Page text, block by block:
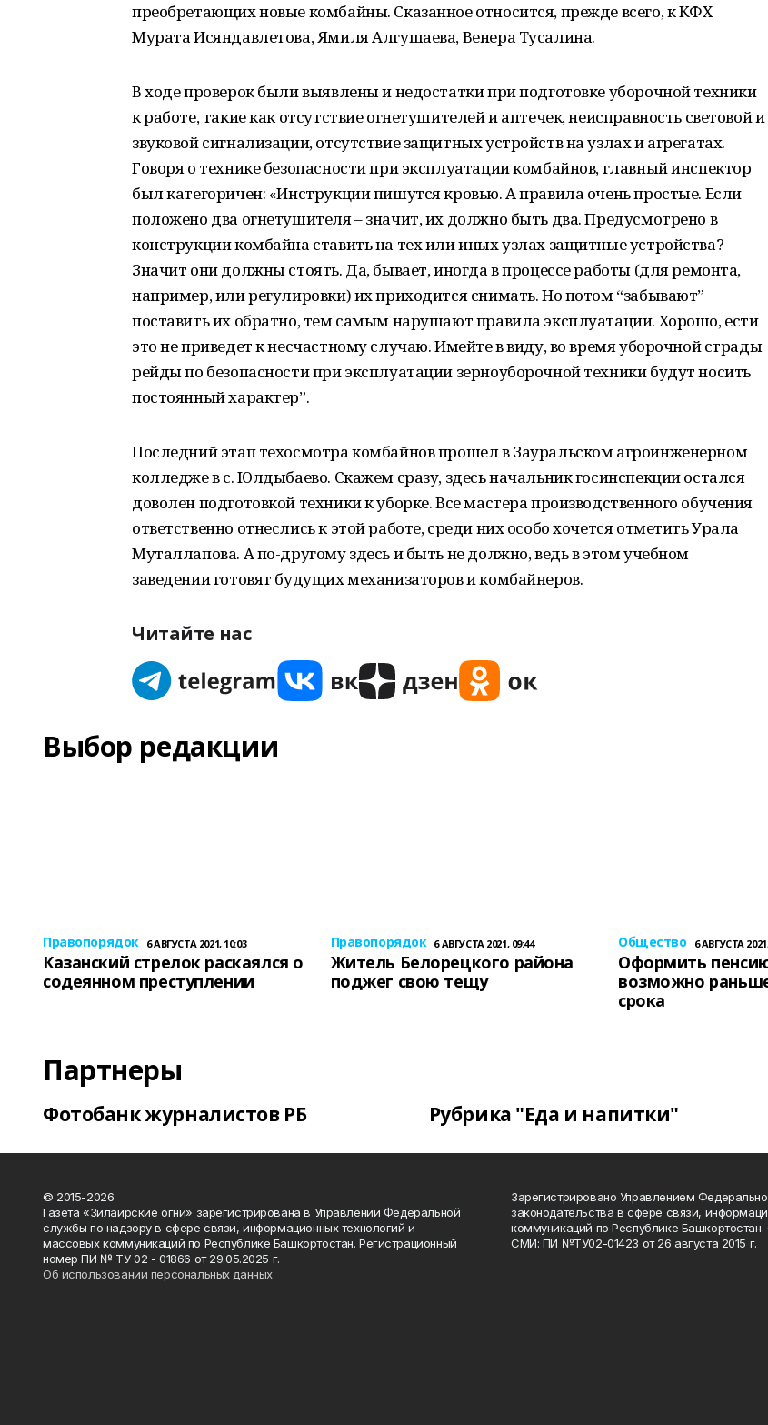
преобретающих новые комбайны. Сказанное относится, прежде всего, к КФХ
Мурата Исяндавлетова, Ямиля Алгушаева, Венера Тусалина.
В ходе проверок были выявлены и недостатки при подготовке уборочной техники
к работе, такие как отсутствие огнетушителей и аптечек, неисправность световой и
звуковой сигнализации, отсутствие защитных устройств на узлах и агрегатах.
Говоря о технике безопасности при эксплуатации комбайнов, главный инспектор
был категоричен: «Инструкции пишутся кровью. А правила очень простые. Если
положено два огнетушителя – значит, их должно быть два. Предусмотрено в
конструкции комбайна ставить на тех или иных узлах защитные устройства?
Значит они должны стоять. Да, бывает, иногда в процессе работы (для ремонта,
например, или регулировки) их приходится снимать. Но потом “забывают”
поставить их обратно, тем самым нарушают правила эксплуатации. Хорошо, ести
это не приведет к несчастному случаю. Имейте в виду, во время уборочной страды
рейды по безопасности при эксплуатации зерноуборочной техники будут носить
постоянный характер”.
Последний этап техосмотра комбайнов прошел в Зауральском агроинженерном
колледже в с. Юлдыбаево. Скажем сразу, здесь начальник госинспекции остался
доволен подготовкой техники к уборке. Все мастера производственного обучения
ответственно отнеслись к этой работе, среди них особо хочется отметить Урала
Муталлапова. А по-другому здесь и быть не должно, ведь в этом учебном
заведении готовят будущих механизаторов и комбайнеров.
Читайте нас
Выбор редакции
Правопорядок 6 АВГУСТА 2021, 10:03
Казанский стрелок раскаялся о
содеянном преступлении
Правопорядок 6 АВГУСТА 2021, 09:44
Житель Белорецкого района
поджег свою тещу
Общество 6 АВГУСТА
Оформить
возможно
срока
Партнеры
Фотобанк журналистов РБ Рубрика "Еда и напитки"
© 2015-2026
Газета «Зилаирские огни» зарегистрирована в Управлении Федеральной
службы по надзору в сфере связи, информационных технологий и
массовых коммуникаций по Республике Башкортостан. Регистрационный
номер ПИ № ТУ 02 - 01866 от 29.05.2025 г.
Об использовании персональных данных
Зарегистрировано Управлением
законодательства в сфере связи,
коммуникаций по Республике
СМИ: ПИ №ТУ02-01423 от 26 августа 2015 г.